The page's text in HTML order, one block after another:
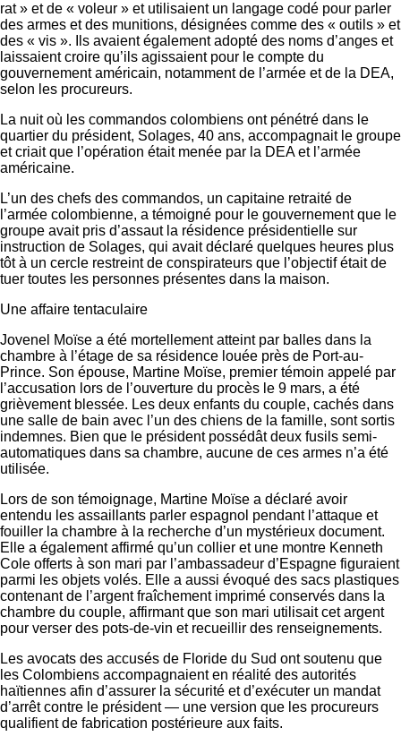
rat » et de « voleur » et utilisaient un langage codé pour parler
des armes et des munitions, désignées comme des « outils » et
des « vis ». Ils avaient également adopté des noms d’anges et
laissaient croire qu’ils agissaient pour le compte du
gouvernement américain, notamment de l’armée et de la DEA,
selon les procureurs.
La nuit où les commandos colombiens ont pénétré dans le
quartier du président, Solages, 40 ans, accompagnait le groupe
et criait que l’opération était menée par la DEA et l’armée
américaine.
L’un des chefs des commandos, un capitaine retraité de
l’armée colombienne, a témoigné pour le gouvernement que le
groupe avait pris d’assaut la résidence présidentielle sur
instruction de Solages, qui avait déclaré quelques heures plus
tôt à un cercle restreint de conspirateurs que l’objectif était de
tuer toutes les personnes présentes dans la maison.
Une affaire tentaculaire
Jovenel Moïse a été mortellement atteint par balles dans la
chambre à l’étage de sa résidence louée près de Port-au-
Prince. Son épouse, Martine Moïse, premier témoin appelé par
l’accusation lors de l’ouverture du procès le 9 mars, a été
grièvement blessée. Les deux enfants du couple, cachés dans
une salle de bain avec l’un des chiens de la famille, sont sortis
indemnes. Bien que le président possédât deux fusils semi-
automatiques dans sa chambre, aucune de ces armes n’a été
utilisée.
Lors de son témoignage, Martine Moïse a déclaré avoir
entendu les assaillants parler espagnol pendant l’attaque et
fouiller la chambre à la recherche d’un mystérieux document.
Elle a également affirmé qu’un collier et une montre Kenneth
Cole offerts à son mari par l’ambassadeur d’Espagne figuraient
parmi les objets volés. Elle a aussi évoqué des sacs plastiques
contenant de l’argent fraîchement imprimé conservés dans la
chambre du couple, affirmant que son mari utilisait cet argent
pour verser des pots-de-vin et recueillir des renseignements.
Les avocats des accusés de Floride du Sud ont soutenu que
les Colombiens accompagnaient en réalité des autorités
haïtiennes afin d’assurer la sécurité et d’exécuter un mandat
d’arrêt contre le président — une version que les procureurs
qualifient de fabrication postérieure aux faits.